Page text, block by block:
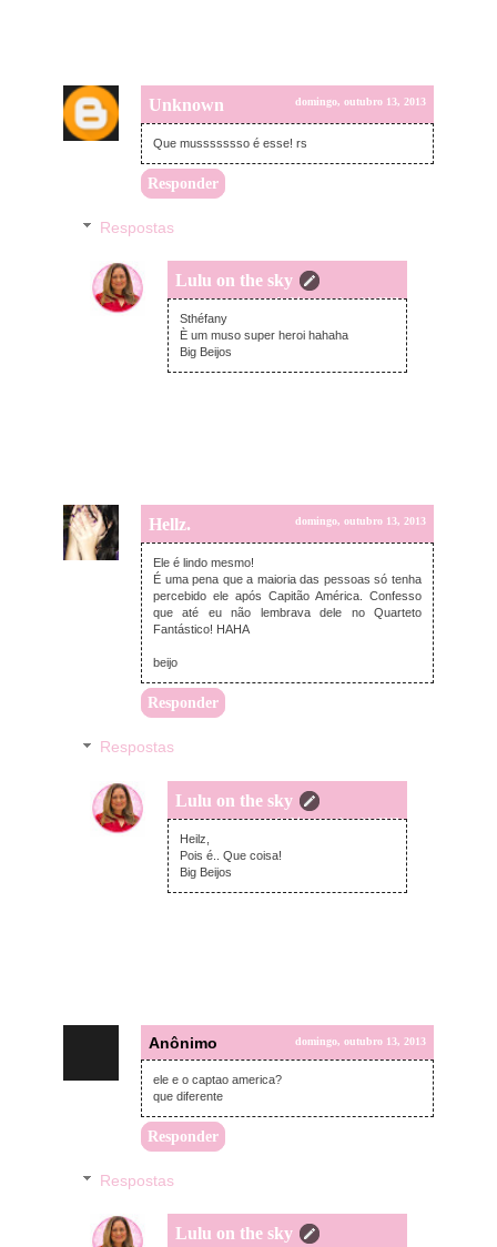
Unknown domingo, outubro 13, 2013
Que mussssssso é esse! rs
Responder
Respostas
Lulu on the sky
segunda-feira, outubro 14, 2013
Sthéfany
È um muso super heroi hahaha
Big Beijos
Hellz. domingo, outubro 13, 2013
Ele é lindo mesmo!
É uma pena que a maioria das pessoas só tenha
percebido ele após Capitão América. Confesso
que até eu não lembrava dele no Quarteto
Fantástico! HAHA
beijo
Responder
Respostas
Lulu on the sky
segunda-feira, outubro 14, 2013
Heilz,
Pois é.. Que coisa!
Big Beijos
Anônimo domingo, outubro 13, 2013
ele e o captao america?
que diferente
Responder
Respostas
Lulu on the sky